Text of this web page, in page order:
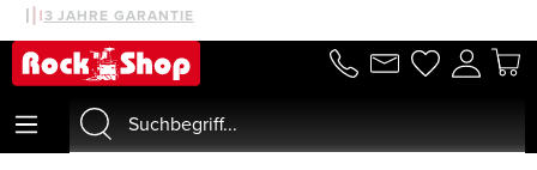
springen
3 JAHRE GARANTIE
30 TAGE MONEYBACK